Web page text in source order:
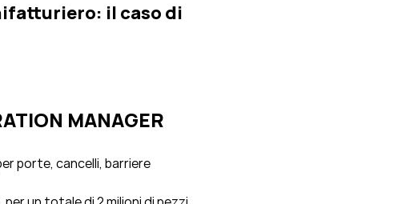
il caso di
MANAGER
porte, cancelli, barriere